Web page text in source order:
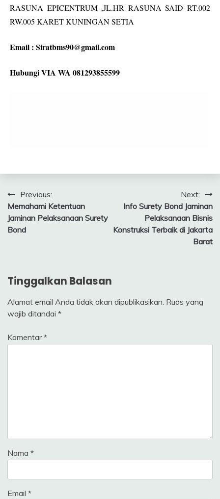
RASUNA EPICENTRUM ,JL.HR RASUNA SAID RT.002
RW.005 KARET KUNINGAN SETIA
Email : Siratbms90@gmail.com
Hubungi VIA WA 081293855599
Navigasi
pos
Previous:
Memahami Ketentuan
Jaminan Pelaksanaan Surety
Bond
Next:
Info Surety Bond Jaminan
Pelaksanaan Bisnis
Konstruksi Terbaik di Jakarta
Barat
Tinggalkan Balasan
Alamat email Anda tidak akan dipublikasikan. Ruas yang
wajib ditandai *
Komentar*
Nama *
Email *